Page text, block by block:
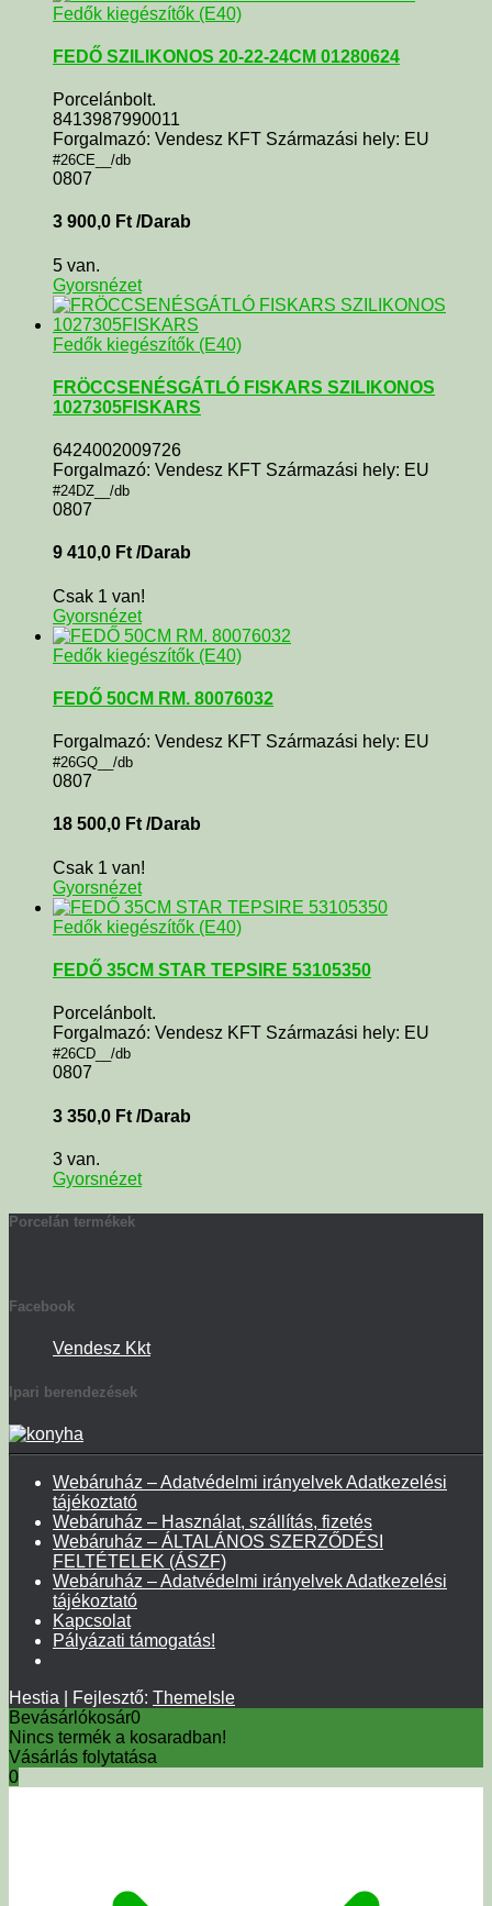
Fedők kiegészítők (E40)
FEDŐ SZILIKONOS 20-22-24CM 01280624
Porcelánbolt.
8413987990011
Forgalmazó: Vendesz KFT Származási hely: EU
#26CE__/db
0807
3 900,0 Ft /Darab
5 van.
Gyorsnézet
Fedők kiegészítők (E40)
FRÖCCSENÉSGÁTLÓ FISKARS SZILIKONOS
1027305FISKARS
6424002009726
Forgalmazó: Vendesz KFT Származási hely: EU
#24DZ__/db
0807
9 410,0 Ft /Darab
Csak 1 van!
Gyorsnézet
Fedők kiegészítők (E40)
FEDŐ 50CM RM. 80076032
Forgalmazó: Vendesz KFT Származási hely: EU
#26GQ__/db
0807
18 500,0 Ft /Darab
Csak 1 van!
Gyorsnézet
Fedők kiegészítők (E40)
FEDŐ 35CM STAR TEPSIRE 53105350
Porcelánbolt.
Forgalmazó: Vendesz KFT Származási hely: EU
#26CD__/db
0807
3 350,0 Ft /Darab
3 van.
Gyorsnézet
Porcelán termékek
Facebook
Vendesz Kkt
Ipari berendezések
Webáruház – Adatvédelmi irányelvek Adatkezelési
tájékoztató
Webáruház – Használat, szállítás, fizetés
Webáruház – ÁLTALÁNOS SZERZŐDÉSI
FELTÉTELEK (ÁSZF)
Webáruház – Adatvédelmi irányelvek Adatkezelési
tájékoztató
Kapcsolat
Pályázati támogatás!
Hestia | Fejlesztő: ThemeIsle
Bevásárlókosár0
Nincs termék a kosaradban!
Vásárlás folytatása
0